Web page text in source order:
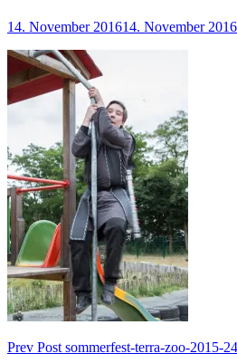
14. November 201614. November 2016
Beitragsnavigation
Previous
Prev Post sommerfest-terra-zoo-2015-24